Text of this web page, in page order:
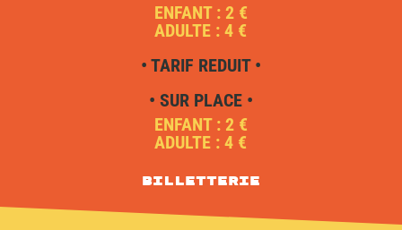
ENFANT : 2 €
ADULTE : 4 €
• TARIF REDUIT •
• SUR PLACE •
ENFANT : 2 €
ADULTE : 4 €
Billetterie